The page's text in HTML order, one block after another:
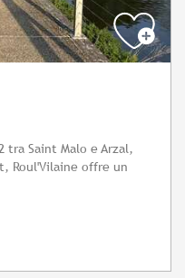
Saint Malo e Arzal,
Roul'Vilaine offre un